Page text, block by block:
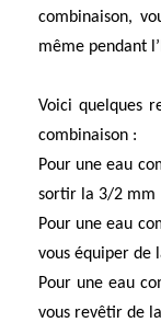
combinaison,
même pendant
Voici quelques
combinaison :
Pour une eau
sortir la 3/2 mm
Pour une eau
vous équiper de
Pour une eau
vous revêtir de